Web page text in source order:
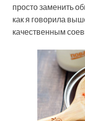
просто заменить
как я говорила
качественным